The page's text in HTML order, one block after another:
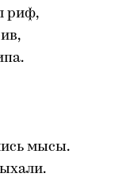
риф,
мысы.